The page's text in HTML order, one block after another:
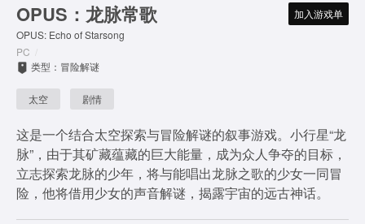
OPUS：龙脉常歌
OPUS: Echo of Starsong
PC
加入游戏单
类型：冒险解谜
太空 剧情
这是一个结合太空探索与冒险解谜的叙事游戏。小行星“龙
脉”，由于其矿藏蕴藏的巨大能量，成为众人争夺的目标，
立志探索龙脉的少年，将与能唱出龙脉之歌的少女一同冒
险，他将借用少女的声音解谜，揭露宇宙的远古神话。